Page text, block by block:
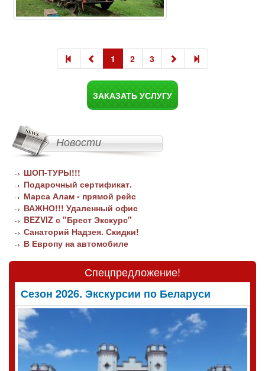
1 2 3
ЗАКАЗАТЬ УСЛУГУ
Новости
ШОП-ТУРЫ!!!
Подарочный сертификат.
Марса Алам - прямой рейс
ВАЖНО!!! Удаленный офис
BEZVIZ с "Брест Экскурс"
Санаторий Надзея. Скидки!
В Европу на автомобиле
Спецпредложение!
Сезон 2026. Экскурсии по Беларуси